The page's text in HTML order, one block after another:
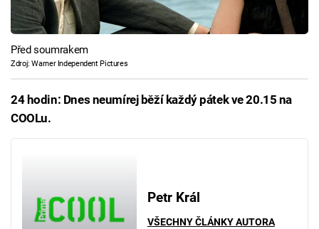
Před soumrakem
Zdroj: Warner Independent Pictures
24 hodin: Dnes neumírej běží každý pátek ve 20.15 na
COOLu.
Petr Král
VŠECHNY ČLÁNKY AUTORA